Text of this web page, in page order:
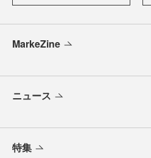
MarkeZine
ニュース
特集